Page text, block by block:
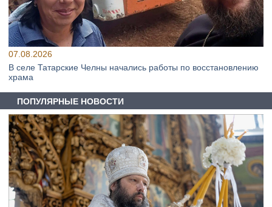
07.08.2026
В селе Татарские Челны начались работы по восстановлению
храма
ПОПУЛЯРНЫЕ НОВОСТИ